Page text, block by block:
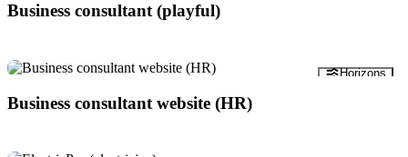
Business consultant (playful)
Anteprima Horizons
Business consultant website (HR)